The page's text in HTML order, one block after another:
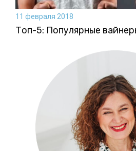
11 февраля 2018
Топ-5: Популярные